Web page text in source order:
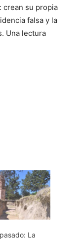
crean su propia
falsa y la
Una lectura
La